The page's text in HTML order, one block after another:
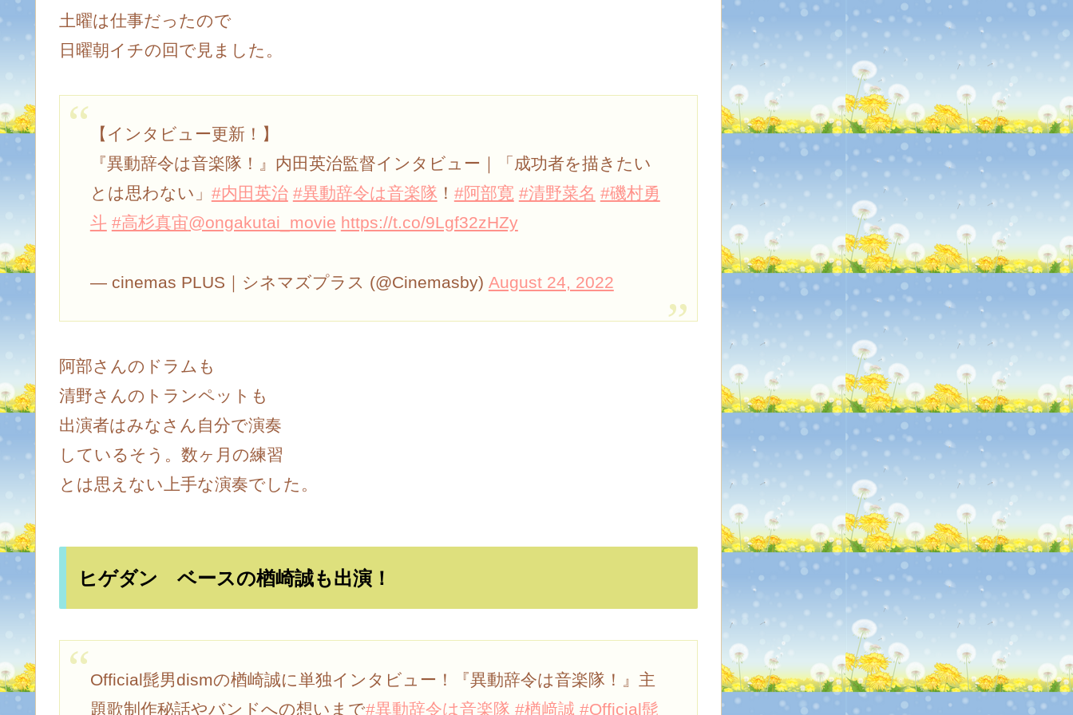
土曜は仕事だったので
日曜朝イチの回で見ました。
【インタビュー更新！】
『異動辞令は音楽隊！』内田英治監督インタビュー｜「成功者を描きたい
とは思わない」 #内田英治 #異動辞令は音楽隊 ！ #阿部寛 #清野菜名 #磯村勇
斗 #高杉真宙@ongakutai_movie https://t.co/9Lgf32zHZy
— cinemas PLUS｜シネマズプラス (@Cinemasby) August 24, 2022
阿部さんのドラムも
清野さんのトランペットも
出演者はみなさん自分で演奏
しているそう。数ヶ月の練習
とは思えない上手な演奏でした。
ヒゲダン ベースの楢崎誠も出演！
Official髭男dismの楢崎誠に単独インタビュー！『異動辞令は音楽隊！』主
題歌制作秘話やバンドへの想いまで#異動辞令は音楽隊 #楢﨑誠 #Official髭